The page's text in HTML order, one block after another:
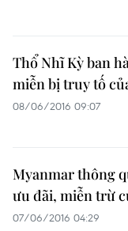
Thổ Nhĩ Kỳ ban
miễn bị truy tố
08/06/2016 09:07
Myanmar thông
ưu đãi, miễn trừ
07/06/2016 04:29